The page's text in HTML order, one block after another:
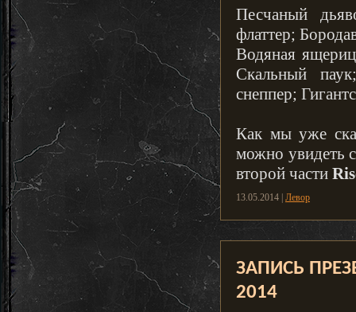
Песчаный
флаттер;
Водяная
Скальный
снеппер;
Как мы уже
можно увидеть
второй части
13.05.2014 | Левор
ЗАПИСЬ
2014